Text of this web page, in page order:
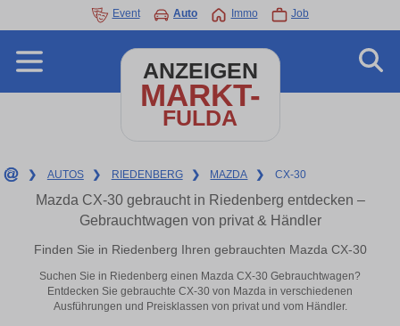
Event Auto Immo Job
ANZEIGEN
MARKT-
FULDA
❯ AUTOS ❯ RIEDENBERG ❯ MAZDA ❯ CX-30
Mazda CX-30 gebraucht in Riedenberg entdecken –
Gebrauchtwagen von privat & Händler
Finden Sie in Riedenberg Ihren gebrauchten Mazda CX-30
Suchen Sie in Riedenberg einen Mazda CX-30 Gebrauchtwagen?
Entdecken Sie gebrauchte CX-30 von Mazda in verschiedenen
Ausführungen und Preisklassen von privat und vom Händler.